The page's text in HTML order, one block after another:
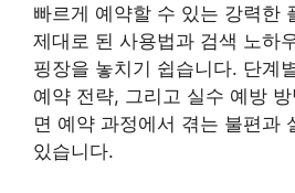
빠르게 예약할 수 있는 강력한
제대로 된 사용법과 검색 노하
핑장을 놓치기 쉽습니다. 단계
예약 전략, 그리고 실수 예방
면 예약 과정에서 겪는 불편과
있습니다.